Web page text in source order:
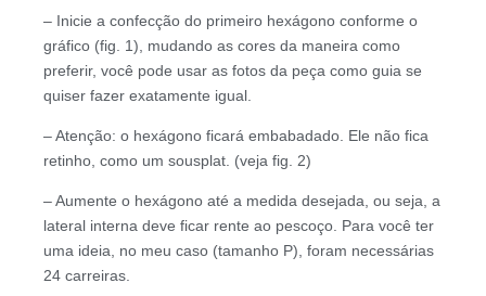
– Inicie a confecção do primeiro hexágono conforme o
gráfico (fig. 1), mudando as cores da maneira como
preferir, você pode usar as fotos da peça como guia se
quiser fazer exatamente igual.
– Atenção: o hexágono ficará embabadado. Ele não fica
retinho, como um sousplat. (veja fig. 2)
– Aumente o hexágono até a medida desejada, ou seja, a
lateral interna deve ficar rente ao pescoço. Para você ter
uma ideia, no meu caso (tamanho P), foram necessárias
24 carreiras.